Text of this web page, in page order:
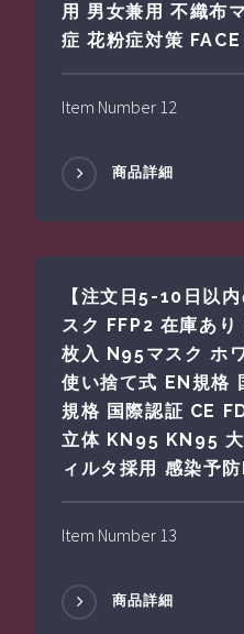
用 男女兼用 不織布
症 花粉症対策
Item Number 12
商品詳細
【注文日5-10日以
スク FFP2 在庫あ
枚入 N95マスク ホ
使い捨て式 EN規格
規格 国際認証 CE
立体 KN95 KN95
ィルタ採用 感染予
Item Number 13
商品詳細